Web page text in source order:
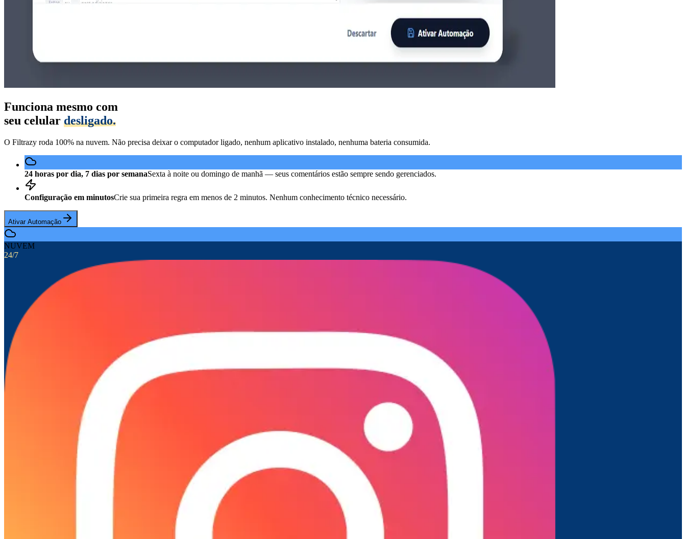
Funciona mesmo com
seu celular desligado.
O Filtrazy roda 100% na nuvem. Não precisa deixar o computador ligado, nenhum aplicativo instalado, nenhuma bateria consumida.
24 horas por dia, 7 dias por semanaSexta à noite ou domingo de manhã — seus comentários estão sempre sendo gerenciados.
Configuração em minutosCrie sua primeira regra em menos de 2 minutos. Nenhum conhecimento técnico necessário.
Ativar Automação
NUVEM
24/7